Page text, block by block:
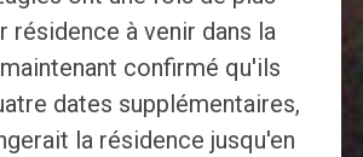
résidence à venir dans la
confirmé qu'ils
dates supplémentaires,
la résidence jusqu'en